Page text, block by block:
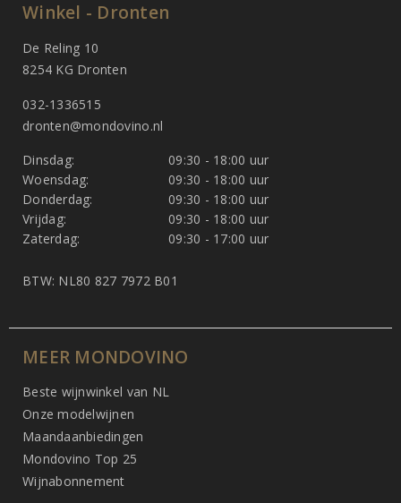
Winkel - Dronten
De Reling 10
8254 KG Dronten
032-1336515
dronten@mondovino.nl
Dinsdag:
09:30 - 18:00 uur
Woensdag:
09:30 - 18:00 uur
Donderdag:
09:30 - 18:00 uur
Vrijdag:
09:30 - 18:00 uur
Zaterdag:
09:30 - 17:00 uur
BTW: NL80 827 7972 B01
MEER MONDOVINO
Beste wijnwinkel van NL
Onze modelwijnen
Maandaanbiedingen
Mondovino Top 25
Wijnabonnement